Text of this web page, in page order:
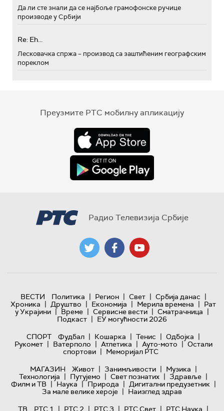
Да ли сте знали да се најбоље грамофонске ручице
производе у Србији
Re: Eh...
Лесковачка спржа – производ са заштићеним географским
пореклом
Преузмите РТС мобилну апликацију
Радио Телевизија Србије
ВЕСТИ Политика | Регион | Свет | Србија данас |
Хроника | Друштво | Економија | Мерила времена | Рат
у Украјини | Време | Сервисне вести | Сматрачница |
Подкаст | ЕУ могућности 2026
СПОРТ
Фудбал | Кошарка | Тенис | Одбојка |
Рукомет | Ватерполо | Атлетика | Ауто-мото | Остали
спортови | Меморијал РТС
МАГАЗИН
Живот | Занимљивости | Музика |
Технологијa | Путујемо | Свет познатих | Здравље |
Филм и ТВ | Наука | Природа | Дигитални предузетник |
За мале велике хероје | Наизглед здрав
ТВ
РТС 1 | РТС 2 | РТС 3 | РТС Свет | РТС Наука |